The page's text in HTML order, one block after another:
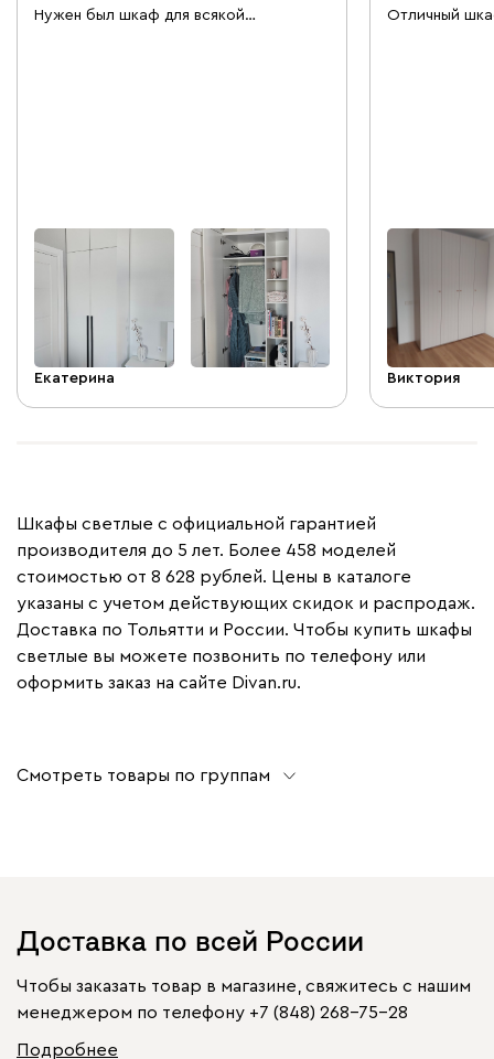
Нужен был шкаф для всякой
иметь возможность получить
нестандартное наполнение у шкафа,
побольше бы таких =) Спасибо!
Екатерина
Отличный
Виктория
Шкафы светлые с официальной гарантией
производителя до 5 лет. Более 458 моделей
стоимостью от 8 628 рублей. Цены в каталоге
указаны с учетом действующих скидок и распродаж.
Доставка по Тольятти и России. Чтобы купить шкафы
светлые вы можете позвонить по телефону или
оформить заказ на сайте Divan.ru.
Смотреть товары по группам
Доставка по всей России
Чтобы заказать товар в магазине, свяжитесь с нашим
менеджером по телефону +7 (848) 268-75-28
Подробнее